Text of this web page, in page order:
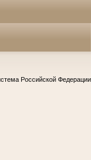
Российской